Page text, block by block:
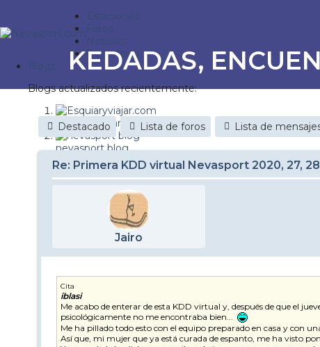
Estaciones
Foros
Noticias
Reportajes
Blogs
Blogs actualizados recientemente:
Esquiaryviajar.com
nevasport blog
Discovery Snow
It's a powder da
Nevasport Chile
Revista NIX
Metiendo Cantos
KEDADAS,
Destacado Lista de foros Lista de
Re: Primera KDD virtual Nevasport 2020, 27,
Jairo
Cita
iblasi
Me acabo de enterar de esta KDD virtual y, después de que el
psicológicamente no me encontraba bien...
Me ha pillado todo esto con el equipo preparado en casa y con
Así que, mi mujer que ya está curada de espanto, me ha visto